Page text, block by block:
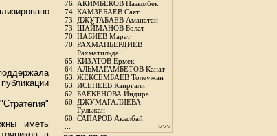
иметь
76. АКИМБЕКОВ Назымбек
74. КАМЗЕБАЕВ Саят
73. ДЖУТАБАЕВ Аманатай
73. ШАЙМАНОВ Болат
70. НАБИЕВ Марат
70. РАХМАНБЕРДИЕВ
Рахматильда
65. КИЗАТОВ Ермек
64. АЛЬМАГАМБЕТОВ Канат
63. ЖЕКСЕМБАЕВ Толеужан
63. ИСЕНЕЕВ Каиргали
62. БАЕКЕНОВА Индира
60. ДЖУМАГАЛИЕВА
Гульжан
60. САПАРОВ Акылбай
>>>